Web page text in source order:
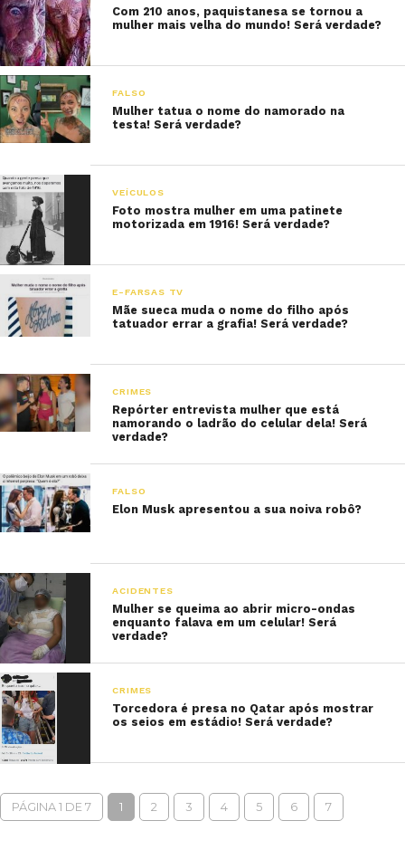
Com 210 anos, paquistanesa se tornou a
mulher mais velha do mundo! Será verdade?
FALSO
Mulher tatua o nome do namorado na
testa! Será verdade?
VEÍCULOS
Foto mostra mulher em uma patinete
motorizada em 1916! Será verdade?
E-FARSAS TV
Mãe sueca muda o nome do filho após
tatuador errar a grafia! Será verdade?
CRIMES
Repórter entrevista mulher que está
namorando o ladrão do celular dela! Será
verdade?
FALSO
Elon Musk apresentou a sua noiva robô?
ACIDENTES
Mulher se queima ao abrir micro-ondas
enquanto falava em um celular! Será
verdade?
CRIMES
Torcedora é presa no Qatar após mostrar
os seios em estádio! Será verdade?
PÁGINA 1 DE 7 1 2 3 4 5 6 7